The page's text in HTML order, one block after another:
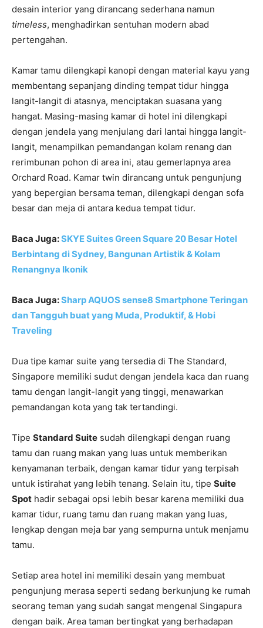
desain interior yang dirancang sederhana namun
timeless, menghadirkan sentuhan modern abad
pertengahan.
Kamar tamu dilengkapi kanopi dengan material kayu yang
membentang sepanjang dinding tempat tidur hingga
langit-langit di atasnya, menciptakan suasana yang
hangat. Masing-masing kamar di hotel ini dilengkapi
dengan jendela yang menjulang dari lantai hingga langit-
langit, menampilkan pemandangan kolam renang dan
rerimbunan pohon di area ini, atau gemerlapnya area
Orchard Road. Kamar twin dirancang untuk pengunjung
yang bepergian bersama teman, dilengkapi dengan sofa
besar dan meja di antara kedua tempat tidur.
Baca Juga:SKYE Suites Green Square 20 Besar Hotel
Berbintang di Sydney, Bangunan Artistik & Kolam
Renangnya Ikonik
Baca Juga:Sharp AQUOS sense8 Smartphone Teringan
dan Tangguh buat yang Muda, Produktif, & Hobi
Traveling
Dua tipe kamar suite yang tersedia di The Standard,
Singapore memiliki sudut dengan jendela kaca dan ruang
tamu dengan langit-langit yang tinggi, menawarkan
pemandangan kota yang tak tertandingi.
Tipe Standard Suite sudah dilengkapi dengan ruang
tamu dan ruang makan yang luas untuk memberikan
kenyamanan terbaik, dengan kamar tidur yang terpisah
untuk istirahat yang lebih tenang. Selain itu, tipe Suite
Spot hadir sebagai opsi lebih besar karena memiliki dua
kamar tidur, ruang tamu dan ruang makan yang luas,
lengkap dengan meja bar yang sempurna untuk menjamu
tamu.
Setiap area hotel ini memiliki desain yang membuat
pengunjung merasa seperti sedang berkunjung ke rumah
seorang teman yang sudah sangat mengenal Singapura
dengan baik. Area taman bertingkat yang berhadapan